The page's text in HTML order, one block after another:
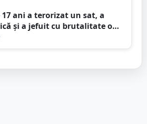
ani a terorizat un sat, a
și a jefuit cu brutalitate o
de ani